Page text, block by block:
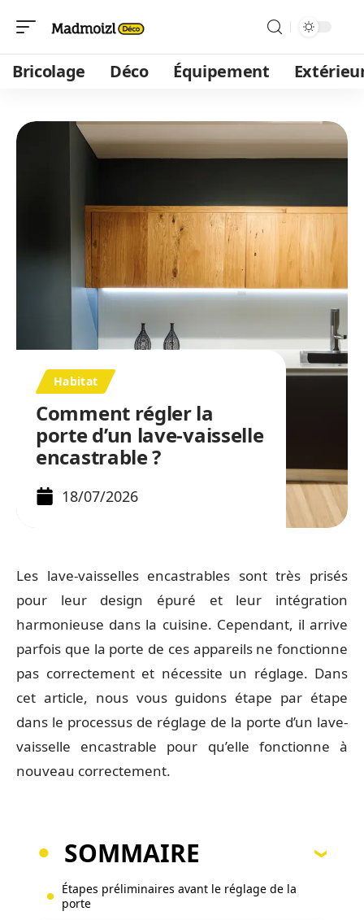
Bricolage Déco Équipement
Habitat
Comment régler la
porte d’un lave-vaisselle
encastrable ?
18/07/2026
Les lave-vaisselles encastrables sont très prisés
pour leur design épuré et leur intégration
harmonieuse dans la cuisine. Cependant, il arrive
parfois que la porte de ces appareils ne fonctionne
pas correctement et nécessite un réglage. Dans
cet article, nous vous guidons étape par étape
dans le processus de réglage de la porte d’un lave-
vaisselle encastrable pour qu’elle fonctionne à
nouveau correctement.
SOMMAIRE
Étapes préliminaires avant le réglage de la
porte